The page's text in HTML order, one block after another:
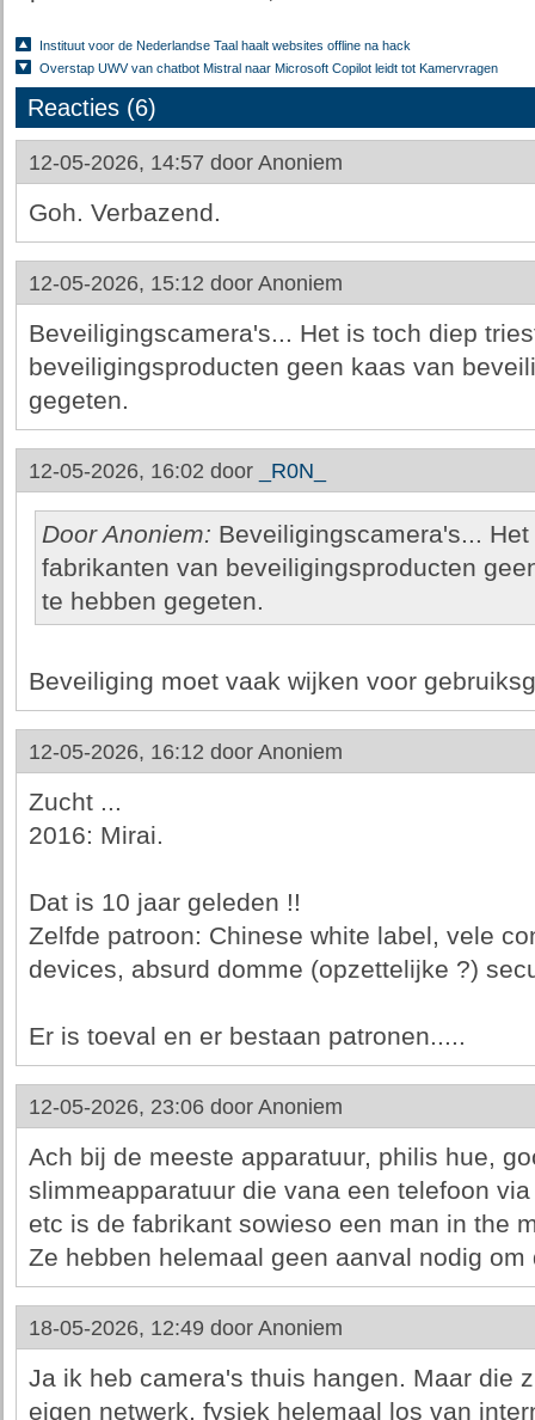
Instituut voor de Nederlandse Taal haalt websites offline na hack
Overstap UWV van chatbot Mistral naar Microsoft Copilot leidt tot Kamervragen
Reacties (6)
12-05-2026, 14:57 door Anoniem
Goh. Verbazend.
12-05-2026, 15:12 door Anoniem
Beveiligingscamera's... Het is toch diep
beveiligingsproducten geen kaas van
gegeten.
12-05-2026, 16:02 door _R0N_
Door Anoniem: Beveiligingscamera's...
fabrikanten van beveiligingsproducten
te hebben gegeten.
Beveiliging moet vaak wijken voor
12-05-2026, 16:12 door Anoniem
Zucht ...
2016: Mirai.
Dat is 10 jaar geleden !!
Zelfde patroon: Chinese white label, vele
devices, absurd domme (opzettelijke ?)
Er is toeval en er bestaan patronen.....
12-05-2026, 23:06 door Anoniem
Ach bij de meeste apparatuur, philis hue,
slimmeapparatuur die vana een telefoon
etc is de fabrikant sowieso een man in the
Ze hebben helemaal geen aanval nodig
18-05-2026, 12:49 door Anoniem
Ja ik heb camera's thuis hangen. Maar die
eigen netwerk, fysiek helemaal los van